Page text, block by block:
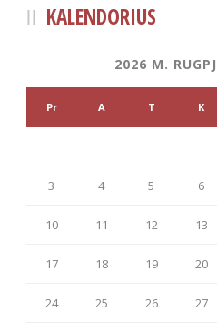
KALENDORIUS
2026 M.
Pr A T K
3 4 5 6
10 11 12 13
17 18 19 20
24 25 26 27